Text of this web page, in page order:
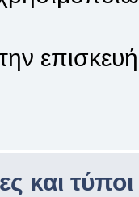
και τύποι